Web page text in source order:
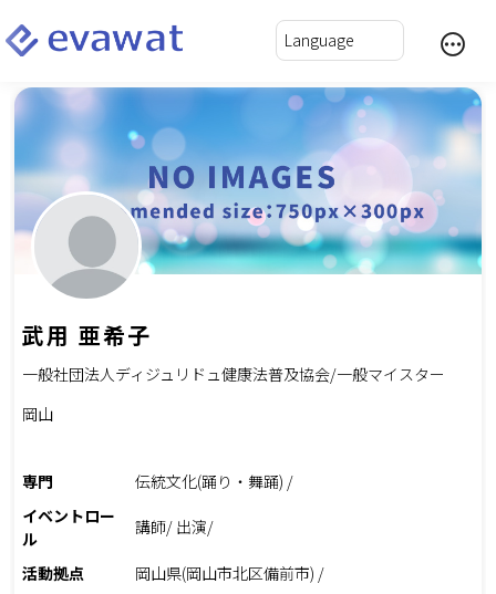
武用 亜希子
一般社団法人ディジュリドュ健康法普及協会/一般マイスター
岡山
専門
伝統文化(踊り・舞踊) /
イベントロー
ル
講師/ 出演/
活動拠点 岡山県(岡山市北区備前市) /